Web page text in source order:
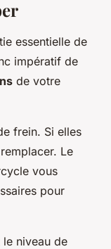
essentielle de
impératif de
de votre
frein. Si elles
Le
vous
pour
niveau de